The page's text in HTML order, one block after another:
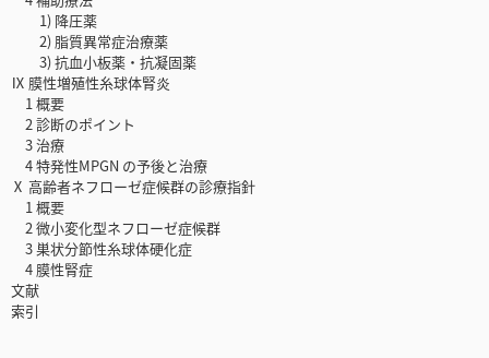
1) 降圧薬
2) 脂質異常症治療薬
3) 抗血小板薬・抗凝固薬
Ⅸ 膜性増殖性糸球体腎炎
1 概要
2 診断のポイント
3 治療
4 特発性MPGN の予後と治療
Ⅹ 高齢者ネフローゼ症候群の診療指針
1 概要
2 微小変化型ネフローゼ症候群
3 巣状分節性糸球体硬化症
4 膜性腎症
文献
索引